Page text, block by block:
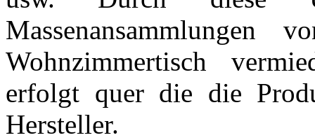
Massenansammlungen
Wohnzimmertisch
erfolgt quer die die
Hersteller.